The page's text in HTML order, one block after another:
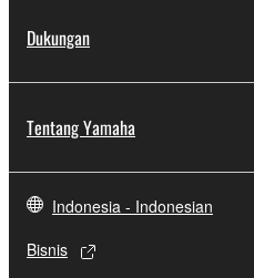
Dukungan
Tentang Yamaha
Indonesia - Indonesian
Bisnis